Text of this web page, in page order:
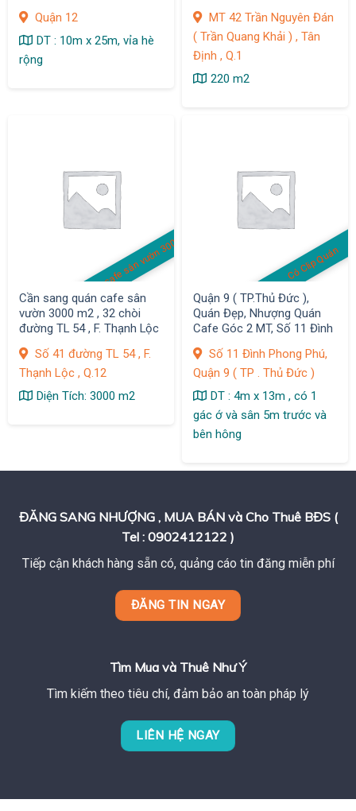
Quận 12
DT : 10m x 25m, vỉa hè
rộng
MT 42 Trần Nguyên Đán
( Trần Quang Khải ) , Tân
Định , Q.1
220 m2
quán cafe sân vườn 3000 m2
Cần sang quán cafe sân
vườn 3000 m2 , 32 chòi
đường TL 54 , F. Thạnh Lộc
Số 41 đường TL 54 , F.
Thạnh Lộc , Q.12
Diện Tích: 3000 m2
Có Clip Quán
Quận 9 ( TP.Thủ Đức ),
Quán Đẹp, Nhượng Quán
Cafe Góc 2 MT, Số 11 Đình
Số 11 Đình Phong Phú,
Quận 9 ( TP . Thủ Đức )
DT : 4m x 13m , có 1
gác ớ và sân 5m trước và
bên hông
ĐĂNG SANG NHƯỢNG , MUA BÁN và Cho Thuê BĐS (
Tel : 0902412122 )
Tiếp cận khách hàng sẵn có, quảng cáo tin đăng miễn phí
ĐĂNG TIN NGAY
Tìm Mua và Thuê Như Ý
Tìm kiếm theo tiêu chí, đảm bảo an toàn pháp lý
LIÊN HỆ NGAY